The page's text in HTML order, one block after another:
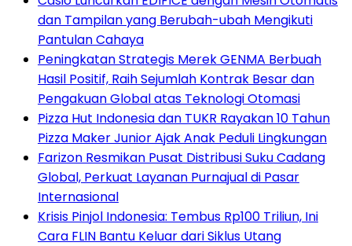
dan Tampilan yang Berubah-ubah Mengikuti
Pantulan Cahaya
Peningkatan Strategis Merek GENMA Berbuah
Hasil Positif, Raih Sejumlah Kontrak Besar dan
Pengakuan Global atas Teknologi Otomasi
Pizza Hut Indonesia dan TUKR Rayakan 10 Tahun
Pizza Maker Junior Ajak Anak Peduli Lingkungan
Farizon Resmikan Pusat Distribusi Suku Cadang
Global, Perkuat Layanan Purnajual di Pasar
Internasional
Krisis Pinjol Indonesia: Tembus Rp100 Triliun, Ini
Cara FLIN Bantu Keluar dari Siklus Utang